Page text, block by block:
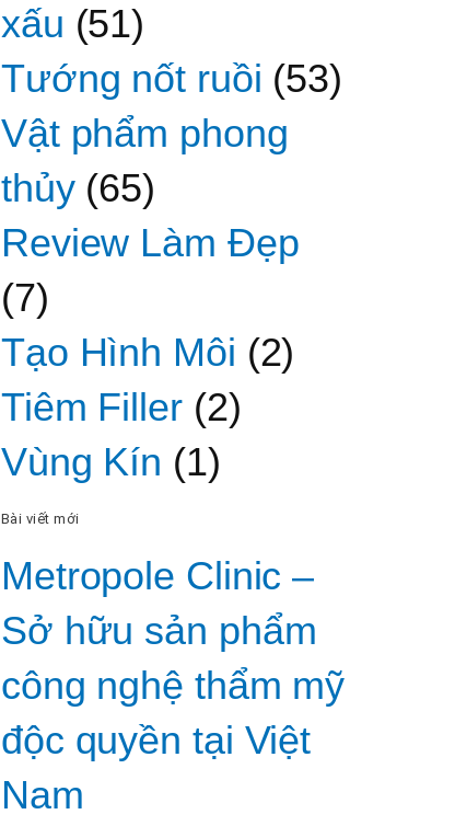
xấu (51)
Tướng nốt ruồi (53)
Vật phẩm phong
thủy(65)
Review Làm Đẹp
(7)
Tạo Hình Môi (2)
Tiêm Filler(2)
Vùng Kín (1)
Bài viết mới
Metropole Clinic –
Sở hữu sản phẩm
công nghệ thẩm mỹ
độc quyền tại Việt
Nam